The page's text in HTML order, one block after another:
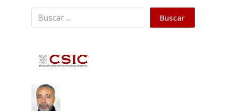
Buscar Buscar